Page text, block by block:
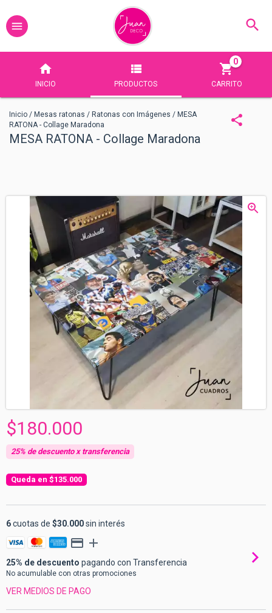
INICIO PRODUCTOS CARRITO
0
Inicio / Mesas ratonas / Ratonas con Imágenes / MESA
RATONA - Collage Maradona
MESA RATONA - Collage Maradona
$180.000
$135.000
6cuotas de $30.000sin interés
25% de descuento pagando con Transferencia
No acumulable con otras promociones
VER MEDIOS DE PAGO